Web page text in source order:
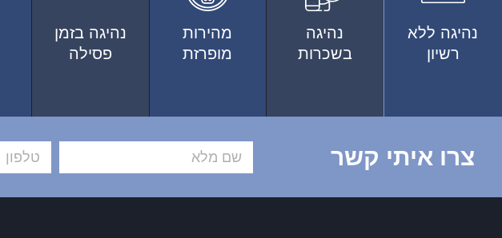
נהיגה ללא
רשיון
נהיגה
בשכרות
מהירות
מופרזת
נהיגה בזמן
פסילה
צרו איתי קשר